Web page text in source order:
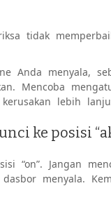
tidak
Anda menyala,
Mencoba
lebih
ke posisi
Jangan
menyala.